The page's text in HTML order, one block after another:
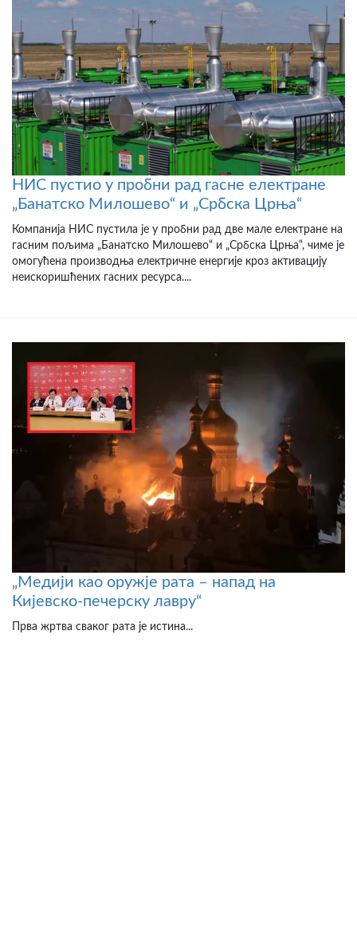
НИС пустио у пробни рад гасне електране
„Банатско Милошево“ и „Србска Црња“
Компанија НИС пустила је у пробни рад две мале електране на
гасним пољима „Банатско Милошево“ и „Србска Црња“, чиме је
омогућена производња електричне енергије кроз активацију
неискоришћених гасних ресурса....
„Медији као оружје рата – напад на
Кијевско-печерску лавру“
Прва жртва сваког рата је истина...